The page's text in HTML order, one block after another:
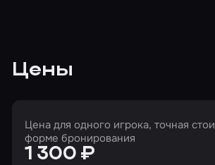
Цены
Цена для одного игрока, точная
форме бронирования
1 300 ₽